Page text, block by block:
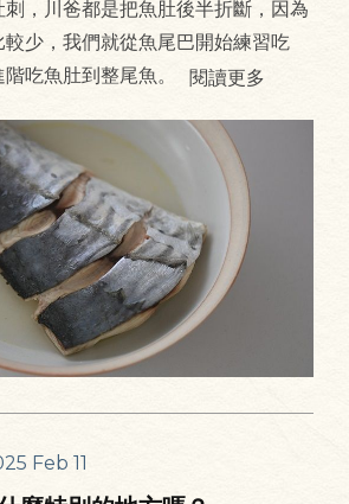
，川爸都是把魚肚後半折斷，因為
少，我們就從魚尾巴開始練習吃
吃魚肚到整尾魚。
閱讀更多
Feb 11